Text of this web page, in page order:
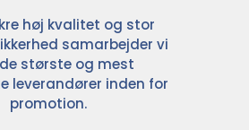
høj kvalitet og stor
samarbejder vi
største og mest
leverandører inden for
promotion.